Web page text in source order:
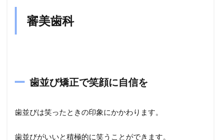
審美歯科
歯並び矯正で笑顔に自信を
歯並びは笑ったときの印象にかかわります。
歯並びがいいと積極的に笑うことができます。